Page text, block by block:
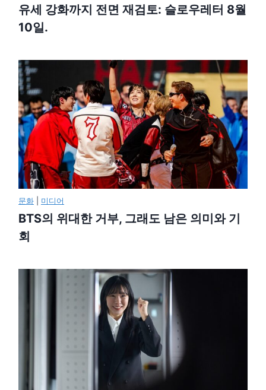
유세 강화까지 전면 재검토: 슬로우레터 8월
10일.
문화 미디어
BTS의 위대한 거부, 그래도 남은 의미와 기
회